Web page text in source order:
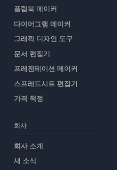
플립북 메이커
다이어그램 메이커
그래픽 디자인 도구
문서 편집기
프레젠테이션 메이커
스프레드시트 편집기
가격 책정
회사
회사 소개
새 소식